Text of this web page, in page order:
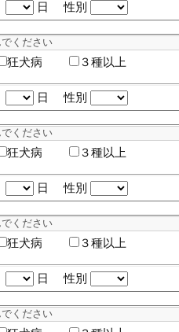
日 性別
狂犬病 ３種以上
日 性別
狂犬病 ３種以上
日 性別
狂犬病 ３種以上
日 性別